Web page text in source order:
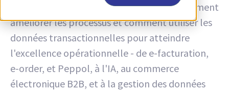
les mises à jour de produits. Découvrez comment
améliorer les processus et comment utiliser les
données transactionnelles pour atteindre
l'excellence opérationnelle - de e-facturation,
e-order, et Peppol, à l'IA, au commerce
électronique B2B, et à la gestion des données